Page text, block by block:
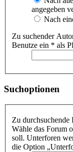
angegeben
Nach
Zu suchender
Benutze ein * als
Suchoptionen
Zu durchsuchende
Wähle das Forum
soll. Unterforen
die Option